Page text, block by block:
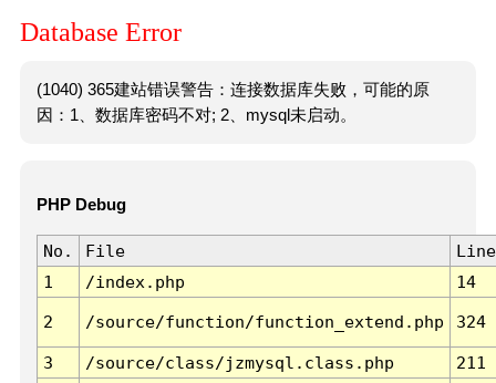
Database Error
(1040) 365建站错误警告：连接数据库失败，可能的原
因：1、数据库密码不对; 2、mysql未启动。
PHP Debug
No. File
Line
1
/index.php 14
2 /source/function/function_extend.php 324
3 /source/class/jzmysql.class.php
211